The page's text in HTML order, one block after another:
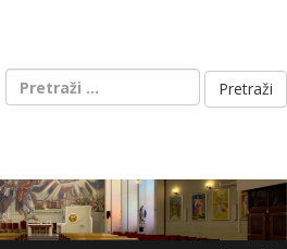
Pretraži: